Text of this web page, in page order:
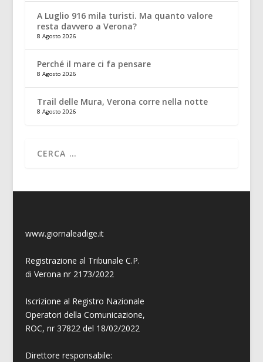
A Luglio 916 mila turisti. Ma quanto valore
resta davvero a Verona?
8 Agosto 2026
Perché il mare ci fa pensare
8 Agosto 2026
Trail delle Mura, Verona corre nella notte
8 Agosto 2026
www.giornaleadige.it
Registrazione al Tribunale C.P.
di Verona nr 2173/2022
Iscrizione al Registro Nazionale
Operatori della Comunicazione,
ROC, nr 37822 del 18/02/2022
Direttore responsabile: